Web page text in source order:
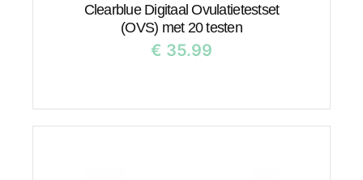
Clearblue Digitaal Ovulatietestset
(OVS) met 20 testen
€ 35.99